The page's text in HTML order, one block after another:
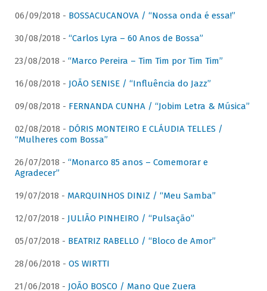
06/09/2018 - BOSSACUCANOVA / “Nossa onda é essa!”
30/08/2018 - “Carlos Lyra – 60 Anos de Bossa”
23/08/2018 - “Marco Pereira – Tim Tim por Tim Tim”
16/08/2018 - JOÃO SENISE / “Influência do Jazz”
09/08/2018 - FERNANDA CUNHA / “Jobim Letra & Música”
02/08/2018 - DÓRIS MONTEIRO E CLÁUDIA TELLES /
“Mulheres com Bossa”
26/07/2018 - “Monarco 85 anos – Comemorar e
Agradecer”
19/07/2018 - MARQUINHOS DINIZ / “Meu Samba”
12/07/2018 - JULIÃO PINHEIRO / “Pulsação”
05/07/2018 - BEATRIZ RABELLO / “Bloco de Amor”
28/06/2018 - OS WIRTTI
21/06/2018 - JOÃO BOSCO / Mano Que Zuera